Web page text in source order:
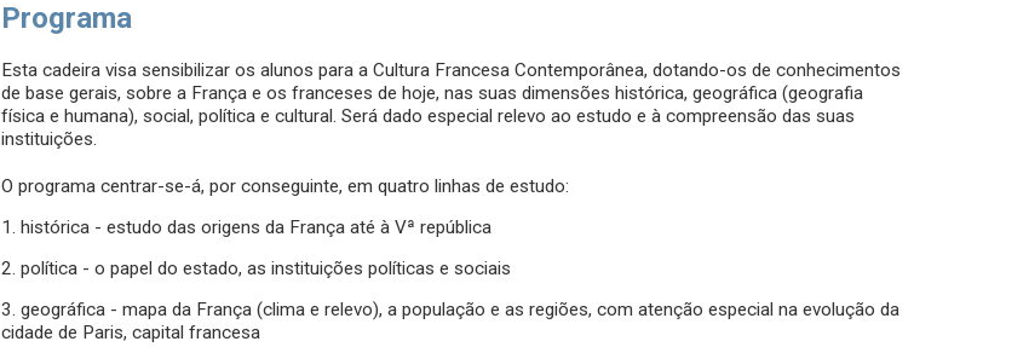
Programa
Esta cadeira visa sensibilizar os alunos para a Cultura Francesa Contemporânea, dotando-os de conhecimentos
de base gerais, sobre a França e os franceses de hoje, nas suas dimensões histórica, geográfica (geografia
física e humana), social, política e cultural. Será dado especial relevo ao estudo e à compreensão das suas
instituições.
O programa centrar-se-á, por conseguinte, em quatro linhas de estudo:
1. histórica - estudo das origens da França até à Vª república
2. política - o papel do estado, as instituições políticas e sociais
3. geográfica - mapa da França (clima e relevo), a população e as regiões, com atenção especial na evolução da
cidade de Paris, capital francesa